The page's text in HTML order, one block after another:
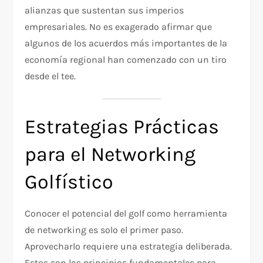
alianzas que sustentan sus imperios
empresariales. No es exagerado afirmar que
algunos de los acuerdos más importantes de la
economía regional han comenzado con un tiro
desde el tee.
Estrategias Prácticas
para el Networking
Golfístico
Conocer el potencial del golf como herramienta
de networking es solo el primer paso.
Aprovecharlo requiere una estrategia deliberada.